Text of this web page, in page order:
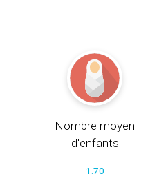
Nombre moyen
d'enfants
1.70